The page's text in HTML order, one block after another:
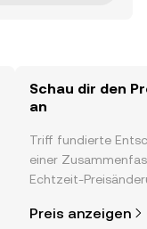
Schau dir den
an
Triff fundierte
einer
Echtzeit-
Neuigkeiten und
Preis anzeigen